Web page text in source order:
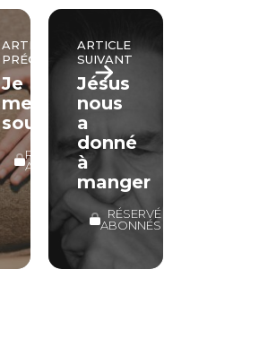
ARTICLE
PRÉCÉDENT
Je
me
souviens…
RÉSERVÉ
ABONNÉS
ARTICLE
SUIVANT
Jésus
nous
a
donné
à
manger
RÉSERVÉ
ABONNÉS